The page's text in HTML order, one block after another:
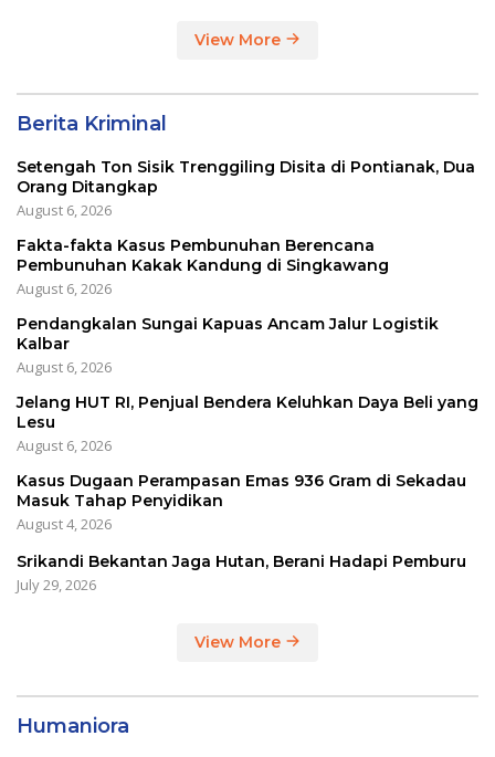
View More
Berita Kriminal
Setengah Ton Sisik Trenggiling Disita di Pontianak, Dua
Orang Ditangkap
August 6, 2026
Fakta-fakta Kasus Pembunuhan Berencana
Pembunuhan Kakak Kandung di Singkawang
August 6, 2026
Pendangkalan Sungai Kapuas Ancam Jalur Logistik
Kalbar
August 6, 2026
Jelang HUT RI, Penjual Bendera Keluhkan Daya Beli yang
Lesu
August 6, 2026
Kasus Dugaan Perampasan Emas 936 Gram di Sekadau
Masuk Tahap Penyidikan
August 4, 2026
Srikandi Bekantan Jaga Hutan, Berani Hadapi Pemburu
July 29, 2026
View More
Humaniora